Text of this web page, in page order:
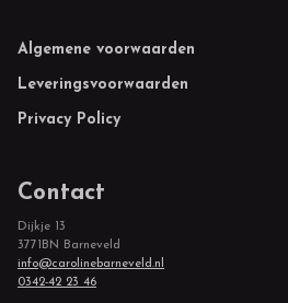
Footer
Algemene voorwaarden
Leveringsvoorwaarden
Privacy Policy
Contact
Dijkje 13
3771BN Barneveld
info@carolinebarneveld.nl
0342-42 23 46